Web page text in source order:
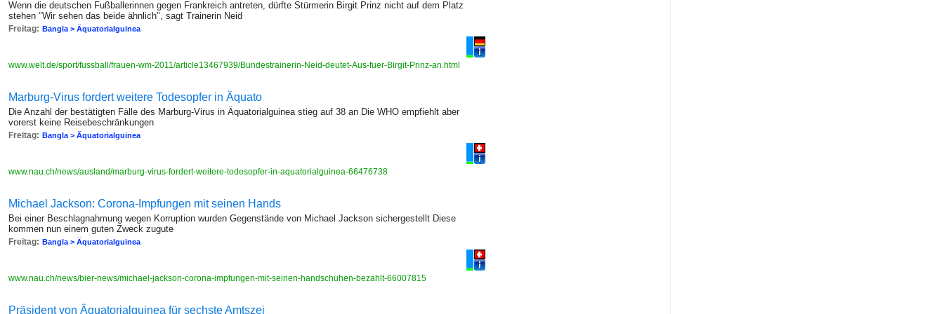
Wenn die deutschen Fußballerinnen gegen Frankreich antreten, dürfte Stürmerin Birgit Prinz nicht auf dem Platz
stehen "Wir sehen das beide ähnlich", sagt Trainerin Neid
Freitag: Bangla > Äquatorialguinea
www.welt.de/sport/fussball/frauen-wm-2011/article13467939/Bundestrainerin-Neid-deutet-Aus-fuer-Birgit-Prinz-an.html
Marburg-Virus fordert weitere Todesopfer in Äquato
Die Anzahl der bestätigten Fälle des Marburg-Virus in Äquatorialguinea stieg auf 38 an Die WHO empfiehlt aber
vorerst keine Reisebeschränkungen
Freitag: Bangla > Äquatorialguinea
www.nau.ch/news/ausland/marburg-virus-fordert-weitere-todesopfer-in-aquatorialguinea-66476738
Michael Jackson: Corona-Impfungen mit seinen Hands
Bei einer Beschlagnahmung wegen Korruption wurden Gegenstände von Michael Jackson sichergestellt Diese
kommen nun einem guten Zweck zugute
Freitag: Bangla > Äquatorialguinea
www.nau.ch/news/bier-news/michael-jackson-corona-impfungen-mit-seinen-handschuhen-bezahlt-66007815
Präsident von Äquatorialguinea für sechste Amtszei